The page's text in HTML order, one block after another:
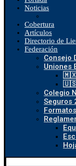
Noticias
Cobertura
Artículos
Directorio de
Federación
Consejo
Uniones
🇲🇽
🇺🇸
Colegio
Seguros